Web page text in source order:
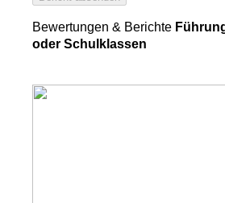
Bewertungen & Berichte
oder Schulklassen